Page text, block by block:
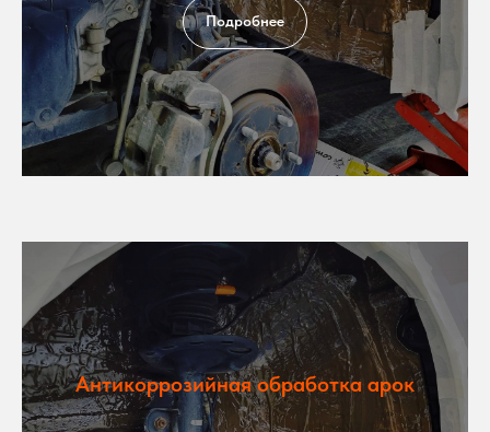
Подробнее
Антикоррозийная обработка арок